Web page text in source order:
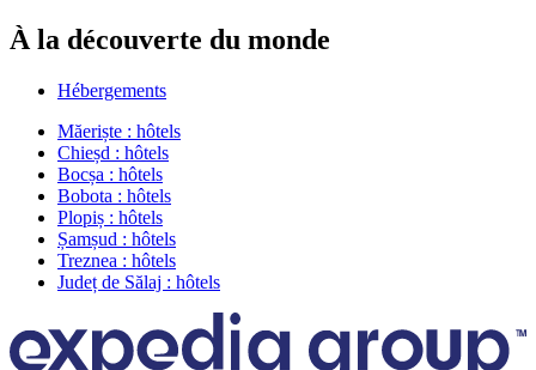
À la découverte du monde
Hébergements
Măeriște : hôtels
Chieșd : hôtels
Bocșa : hôtels
Bobota : hôtels
Plopiș : hôtels
Șamșud : hôtels
Treznea : hôtels
Județ de Sălaj : hôtels